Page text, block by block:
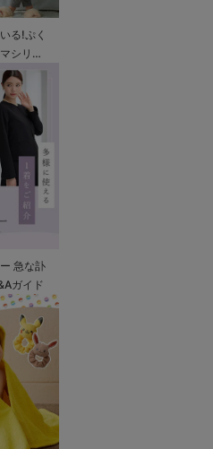
る!ぷく
シリー
急な訃
ガイド